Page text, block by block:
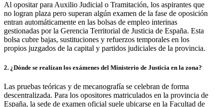
Al opositar para Auxilio Judicial o Tramitación, los aspirantes que
no logran plaza pero superan algún examen de la fase de oposición
entran automáticamente en las bolsas de empleo interinas
gestionadas por la Gerencia Territorial de Justicia de España. Esta
bolsa cubre bajas, sustituciones y refuerzos temporales en los
propios juzgados de la capital y partidos judiciales de la provincia.
2. ¿Dónde se realizan los exámenes del Ministerio de Justicia en la zona?
Las pruebas teóricas y de mecanografía se celebran de forma
descentralizada. Para los opositores matriculados en la provincia de
España, la sede de examen oficial suele ubicarse en la Facultad de